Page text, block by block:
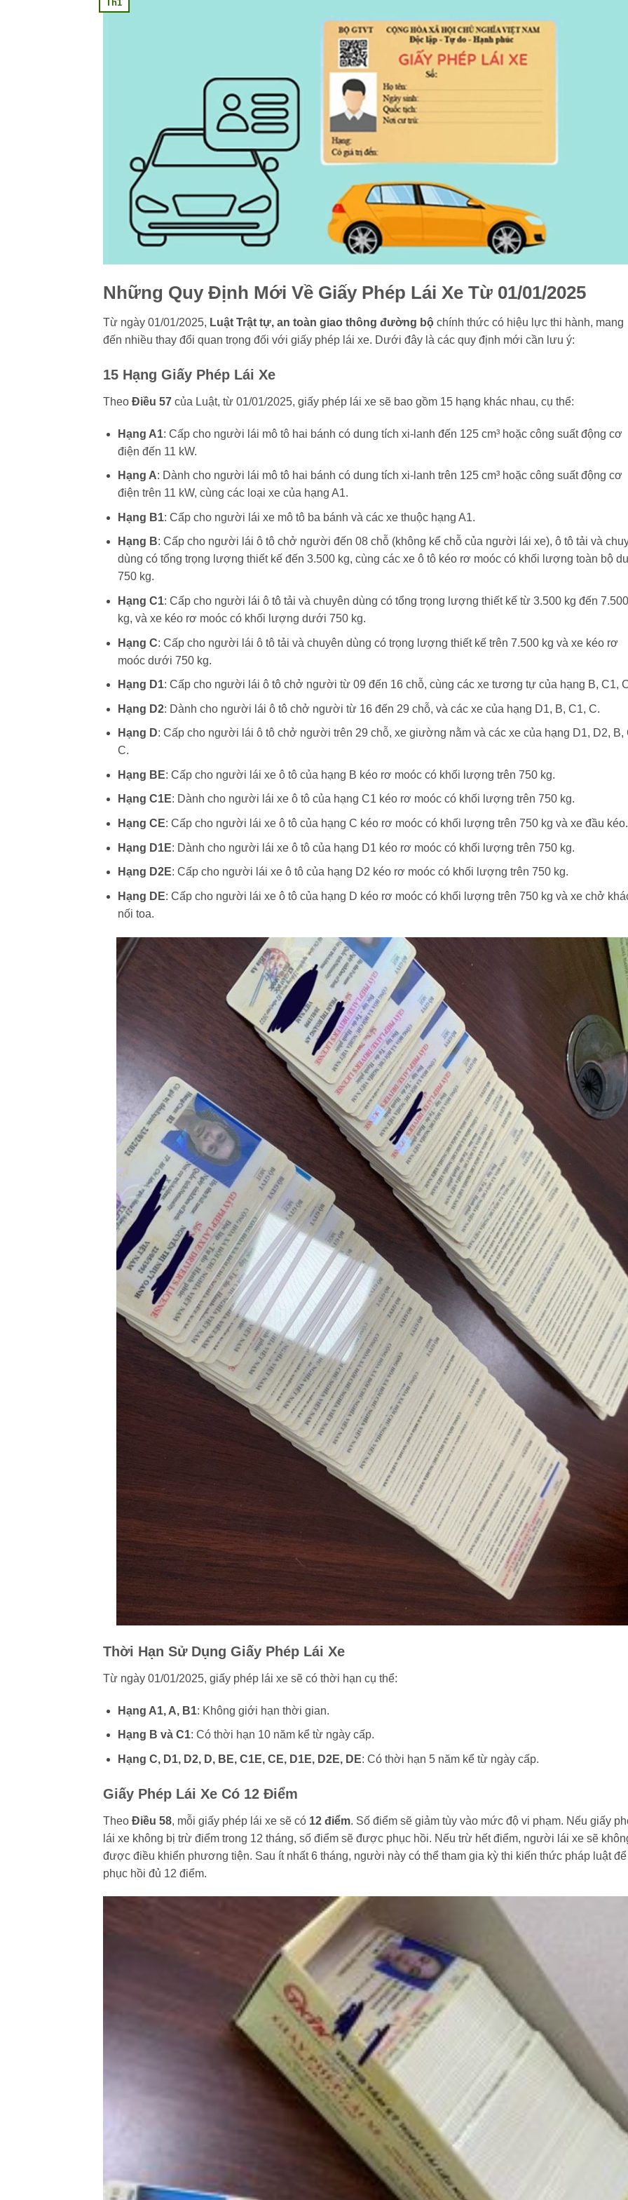
Th1
Những Quy Định Mới Về Giấy Phép Lái Xe Từ 01/01/2025
Từ ngày 01/01/2025, Luật Trật tự, an toàn giao thông đường bộ chính thức có hiệu lực thi hành, mang
đến nhiều thay đổi quan trọng đối với giấy phép lái xe. Dưới đây là các quy định mới cần lưu ý:
15 Hạng Giấy Phép Lái Xe
Theo Điều 57 của Luật, từ 01/01/2025, giấy phép lái xe sẽ bao gồm 15 hạng khác nhau, cụ thể:
Hạng A1: Cấp cho người lái mô tô hai bánh có dung tích xi-lanh đến 125 cm³ hoặc công suất động cơ
điện đến 11 kW.
Hạng A: Dành cho người lái mô tô hai bánh có dung tích xi-lanh trên 125 cm³ hoặc công suất động cơ
điện trên 11 kW, cùng các loại xe của hạng A1.
Hạng B1: Cấp cho người lái xe mô tô ba bánh và các xe thuộc hạng A1.
Hạng B: Cấp cho người lái ô tô chở người đến 08 chỗ (không kể chỗ của người lái xe), ô tô tải và
dùng có tổng trọng lượng thiết kế đến 3.500 kg, cùng các xe ô tô kéo rơ moóc có khối lượng toàn bộ
750 kg.
Hạng C1: Cấp cho người lái ô tô tải và chuyên dùng có tổng trọng lượng thiết kế từ 3.500 kg đến 7.500
kg, và xe kéo rơ moóc có khối lượng dưới 750 kg.
Hạng C: Cấp cho người lái ô tô tải và chuyên dùng có trọng lượng thiết kế trên 7.500 kg và xe kéo rơ
moóc dưới 750 kg.
Hạng D1: Cấp cho người lái ô tô chở người từ 09 đến 16 chỗ, cùng các xe tương tự của hạng B, C1,
Hạng D2: Dành cho người lái ô tô chở người từ 16 đến 29 chỗ, và các xe của hạng D1, B, C1, C.
Hạng D: Cấp cho người lái ô tô chở người trên 29 chỗ, xe giường nằm và các xe của hạng D1, D2, B,
C.
Hạng BE: Cấp cho người lái xe ô tô của hạng B kéo rơ moóc có khối lượng trên 750 kg.
Hạng C1E: Dành cho người lái xe ô tô của hạng C1 kéo rơ moóc có khối lượng trên 750 kg.
Hạng CE: Cấp cho người lái xe ô tô của hạng C kéo rơ moóc có khối lượng trên 750 kg và xe đầu kéo.
Hạng D1E: Dành cho người lái xe ô tô của hạng D1 kéo rơ moóc có khối lượng trên 750 kg.
Hạng D2E: Cấp cho người lái xe ô tô của hạng D2 kéo rơ moóc có khối lượng trên 750 kg.
Hạng DE: Cấp cho người lái xe ô tô của hạng D kéo rơ moóc có khối lượng trên 750 kg và xe chở
nối toa.
Thời Hạn Sử Dụng Giấy Phép Lái Xe
Từ ngày 01/01/2025, giấy phép lái xe sẽ có thời hạn cụ thể:
Hạng A1, A, B1: Không giới hạn thời gian.
Hạng B và C1: Có thời hạn 10 năm kể từ ngày cấp.
Hạng C, D1, D2, D, BE, C1E, CE, D1E, D2E, DE: Có thời hạn 5 năm kể từ ngày cấp.
Giấy Phép Lái Xe Có 12 Điểm
Theo Điều 58, mỗi giấy phép lái xe sẽ có 12 điểm. Số điểm sẽ giảm tùy vào mức độ vi phạm. Nếu giấy
lái xe không bị trừ điểm trong 12 tháng, số điểm sẽ được phục hồi. Nếu trừ hết điểm, người lái xe sẽ
được điều khiển phương tiện. Sau ít nhất 6 tháng, người này có thể tham gia kỳ thi kiến thức pháp luật để
phục hồi đủ 12 điểm.